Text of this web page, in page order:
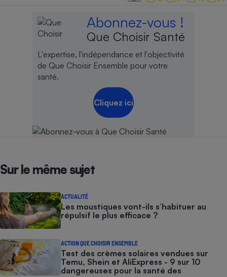
Abonnez-vous !
Que Choisir Santé
L'expertise, l'indépendance et l'objectivité
de Que Choisir Ensemble pour votre
santé.
Cliquez ici
Sur le même sujet
ACTUALITÉ
Les moustiques vont-ils s’habituer au
répulsif le plus efficace ?
ACTION QUE CHOISIR ENSEMBLE
Test des crèmes solaires vendues sur
Temu, Shein et AliExpress - 9 sur 10
dangereuses pour la santé des